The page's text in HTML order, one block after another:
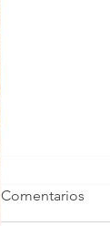
Comentarios